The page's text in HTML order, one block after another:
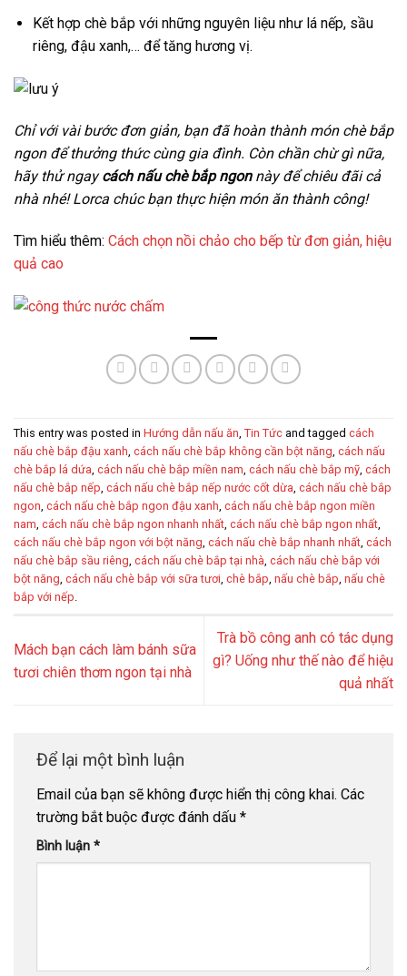
Kết hợp chè bắp với những nguyên liệu như lá nếp, sầu
riêng, đậu xanh,… để tăng hương vị.
Chỉ với vài bước đơn giản, bạn đã hoàn thành món chè bắp
ngon để thưởng thức cùng gia đình. Còn chần chừ gì nữa,
hãy thử ngaycách nấu chè bắp ngonnày để chiêu đãi cả
nhà nhé! Lorca chúc bạn thực hiện món ăn thành công!
Tìm hiểu thêm: Cách chọn nồi chảo cho bếp từ đơn giản, hiệu
quả cao
This entry was posted in Hướng dẫn nấu ăn, Tin Tức and tagged cách
nấu chè bắp đậu xanh, cách nấu chè bắp không cần bột năng, cách nấu
chè bắp lá dứa, cách nấu chè bắp miền nam, cách nấu chè bắp mỹ, cách
nấu chè bắp nếp, cách nấu chè bắp nếp nước cốt dừa, cách nấu chè bắp
ngon, cách nấu chè bắp ngon đậu xanh, cách nấu chè bắp ngon miền
nam, cách nấu chè bắp ngon nhanh nhất, cách nấu chè bắp ngon nhất,
cách nấu chè bắp ngon với bột năng, cách nấu chè bắp nhanh nhất, cách
nấu chè bắp sầu riêng, cách nấu chè bắp tại nhà, cách nấu chè bắp với
bột năng, cách nấu chè bắp với sữa tươi, chè bắp, nấu chè bắp, nấu chè
bắp với nếp.
Mách bạn cách làm bánh sữa
tươi chiên thơm ngon tại nhà
Trà bồ công anh có tác dụng
gì? Uống như thế nào để hiệu
quả nhất
Để lại một bình luận
Email của bạn sẽ không được hiển thị công khai. Các
trường bắt buộc được đánh dấu *
Bình luận *